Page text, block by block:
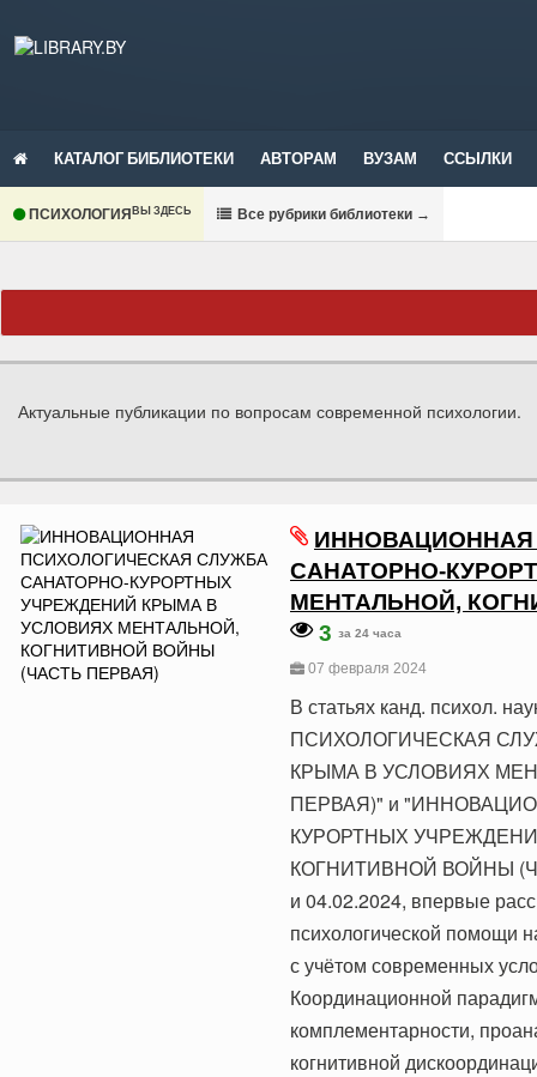
КАТАЛОГ БИБЛИОТЕКИ АВТОРАМ ВУЗАМ ССЫЛКИ
ПСИХОЛОГИЯВЫ ЗДЕСЬ Все рубрики библиотеки →
Актуальные публикации по вопросам современной психологии.
САНАТОРНО-
МЕНТАЛЬНОЙ,
3 за 24 часа
07 февраля 2024
В статьях канд.
ПСИХОЛОГИЧЕСКАЯ
КРЫМА В УСЛОВИЯХ
ПЕРВАЯ)" и
КУРОРТНЫХ
КОГНИТИВНОЙ ВОЙНЫ
и 04.02.2024, впервые
психологической помощи
с учётом современных
Координационной
комплементарности,
когнитивной